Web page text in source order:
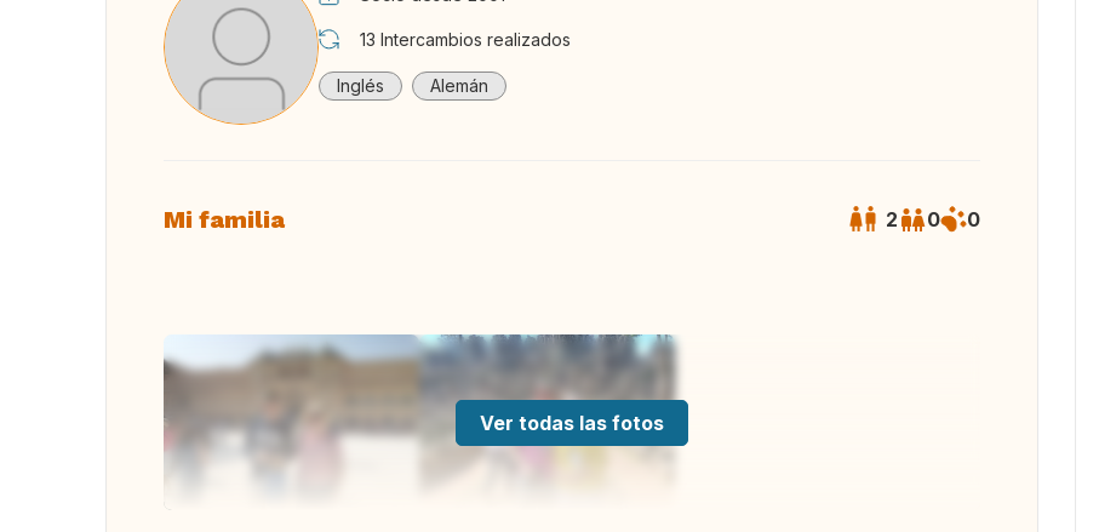
13 Intercambios realizados
Inglés Alemán
Mi familia 2 0 0
Ver todas las fotos